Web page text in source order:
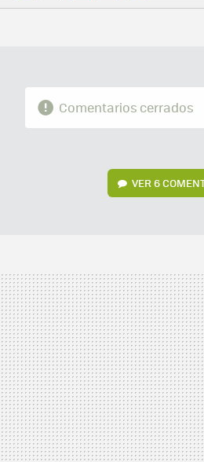
FACEBOOK
TWITTERFLIPBOARD
E-
WHATSAPP
Comentarios cerrados
VER6